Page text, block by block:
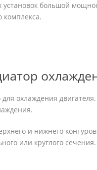
установок большой
комплекса.
охлаждения
и нижнего
или круглого